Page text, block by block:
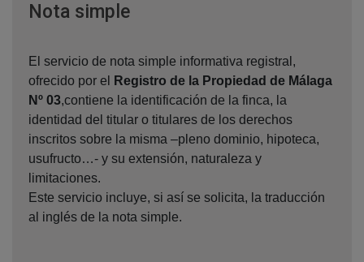
Nota simpleVentana nueva
El servicio de nota simple informativa registral,
ofrecido por el
Registro de la Propiedad de Málaga
Nº 03,contiene la identificación de la finca, la
identidad del titular o titulares de los derechos
inscritos sobre la misma –pleno dominio, hipoteca,
usufructo…- y su extensión, naturaleza y
limitaciones.
Este servicio incluye, si así se solicita, la traducción
al inglés de la nota simple.